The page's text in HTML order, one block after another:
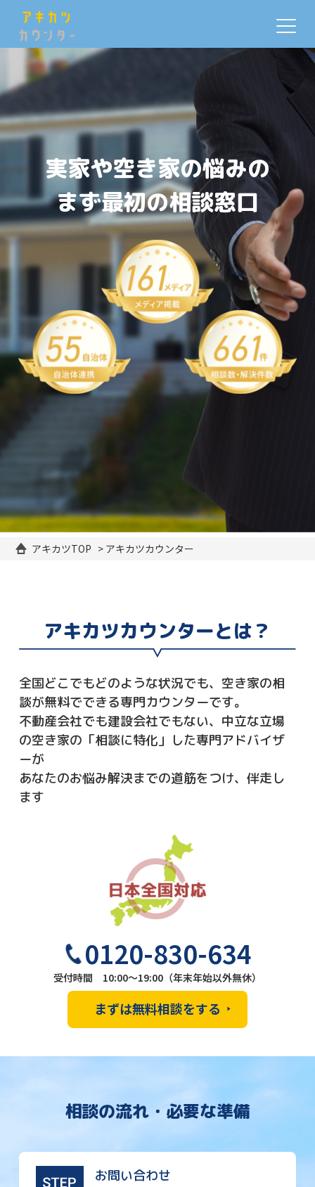
実家や空き家の悩みの
まず最初の相談窓口
アキカツTOP > アキカツカウンター
アキカツカウンターとは？
全国どこでもどのような状況でも、空き家の相
談が無料でできる専門カウンターです。
不動産会社でも建設会社でもない、中立な立場
の空き家の「相談に特化」した専門アドバイザ
ーが
あなたのお悩み解決までの道筋をつけ、伴走し
ます
0120-830-634
受付時間 10:00～19:00（年末年始以外無休）
まずは無料相談をする
相談の流れ・必要な準備
お問い合わせ